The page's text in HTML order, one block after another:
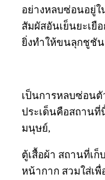
อย่างหลบซ่อนอยู่ใ
สัมผัสอันเย็นยะเยื
ยิ่งทำให้ขนลุกชูชั
เป็นการหลบซ่อนตั
ประเด็นคือสถานที่
มนุษย์,
ตู้เสื้อผ้า สถานที่เ
หน้ากาก สวมใส่เ